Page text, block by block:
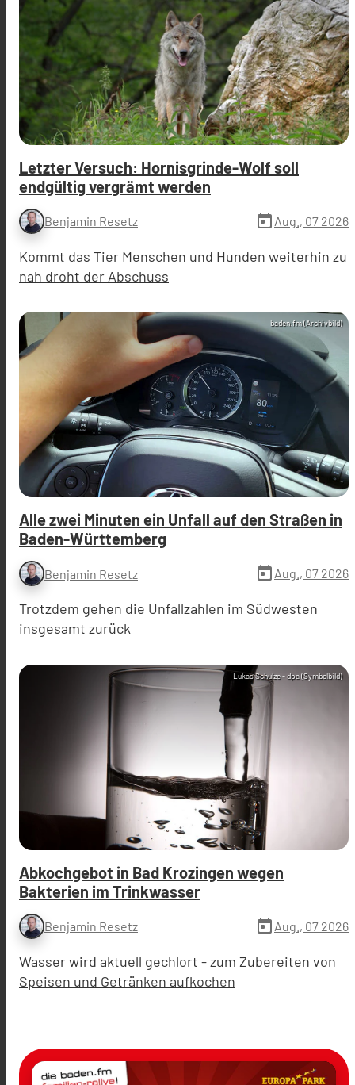
Letzter Versuch: Hornisgrinde-Wolf soll
endgültig vergrämt werden
Benjamin Resetz today Aug., 07 2026
Kommt das Tier Menschen und Hunden weiterhin zu
nah droht der Abschuss
baden.fm (Archivbild)
Alle zwei Minuten ein Unfall auf den Straßen in
Baden-Württemberg
Benjamin Resetz today Aug., 07 2026
Trotzdem gehen die Unfallzahlen im Südwesten
insgesamt zurück
Lukas Schulze - dpa (Symbolbild)
Abkochgebot in Bad Krozingen wegen
Bakterien im Trinkwasser
Benjamin Resetz today Aug., 07 2026
Wasser wird aktuell gechlort - zum Zubereiten von
Speisen und Getränken aufkochen